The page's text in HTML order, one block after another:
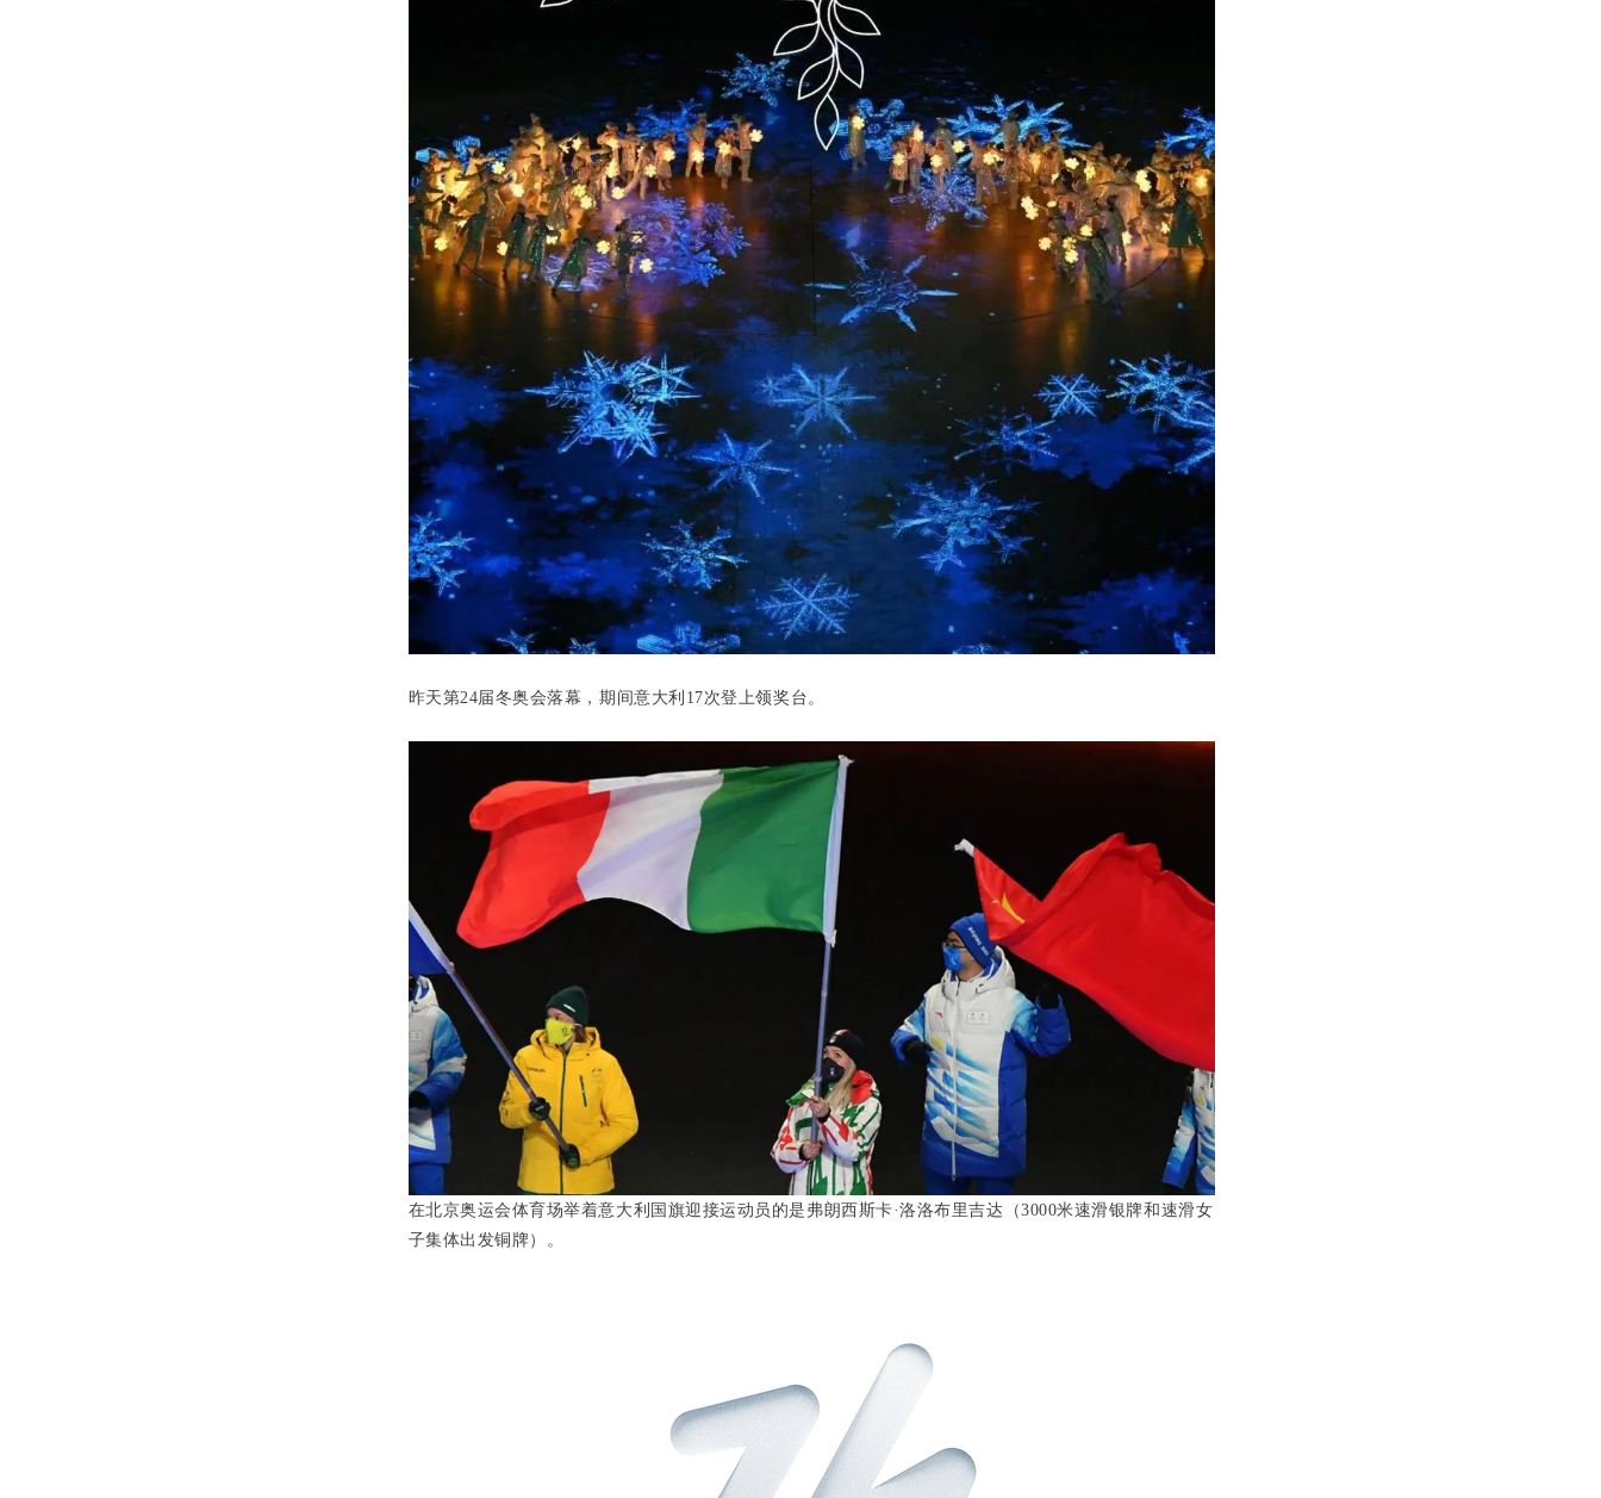
昨天第24届冬奥会落幕，期间意大利 17次登上领奖台。
在北京奥运会体育场举着意大利国旗迎接运动员的是弗朗西斯卡·洛洛布里吉达（3000米速滑银牌和速滑女
子集体出发铜牌）。